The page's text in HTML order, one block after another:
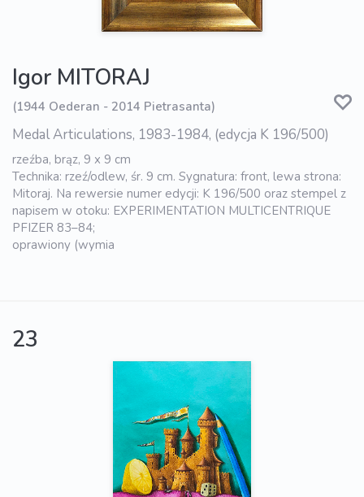
Igor MITORAJ
(1944 Oederan - 2014 Pietrasanta)
Medal Articulations, 1983-1984, (edycja K 196/500)
rzeźba, brąz, 9 x 9 cm
Technika: rzeź/odlew, śr. 9 cm. Sygnatura: front, lewa strona:
Mitoraj. Na rewersie numer edycji: K 196/500 oraz stempel z
napisem w otoku: EXPERIMENTATION MULTICENTRIQUE
PFIZER 83–84;
oprawiony (wymia
23